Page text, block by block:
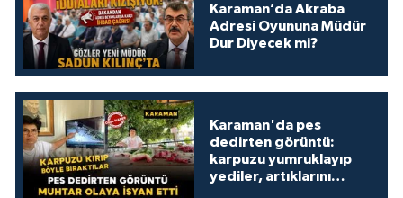
Karaman’da Akraba
Adresi Oyununa Müdür
Dur Diyecek mi?
Karaman'da pes
dedirten görüntü:
karpuzu yumruklayıp
yediler, artıklarını